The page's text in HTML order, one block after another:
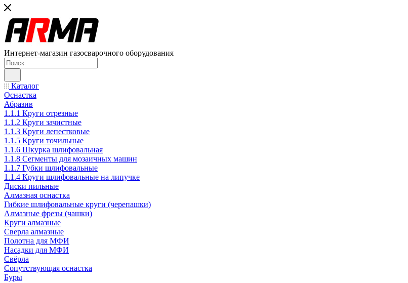
Интернет-магазин газосварочного оборудования
Каталог
Оснастка
Абразив
1.1.1 Круги отрезные
1.1.2 Круги зачистные
1.1.3 Круги лепестковые
1.1.5 Круги точильные
1.1.6 Шкурка шлифовальная
1.1.8 Сегменты для мозаичных машин
1.1.7 Губки шлифовальные
1.1.4 Круги шлифовальные на липучке
Диски пильные
Алмазная оснастка
Гибкие шлифовальные круги (черепашки)
Алмазные фрезы (чашки)
Круги алмазные
Сверла алмазные
Полотна для МФИ
Насадки для МФИ
Свёрла
Сопутствующая оснастка
Буры